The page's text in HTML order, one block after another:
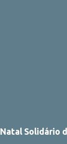
Natal Solidário